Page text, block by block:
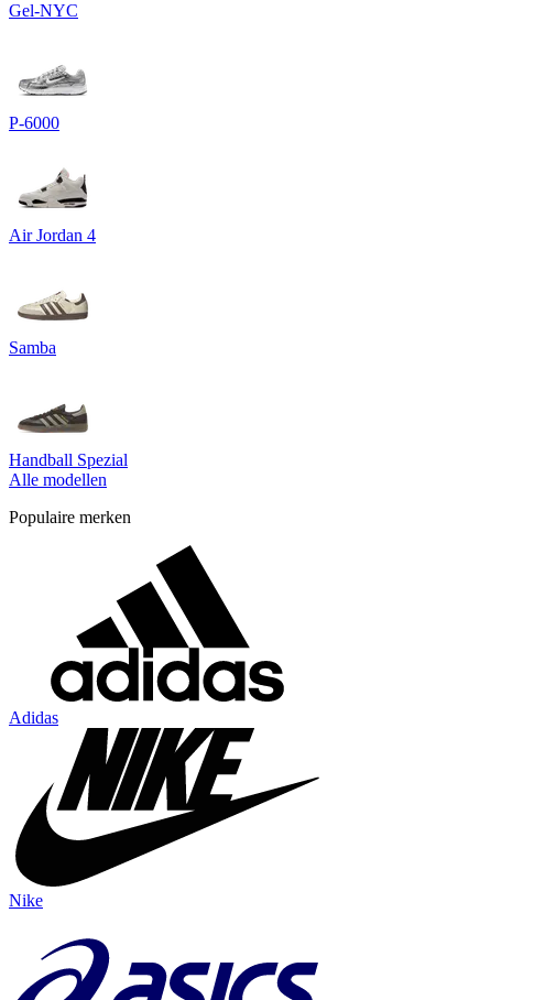
Gel-NYC
P-6000
Air Jordan 4
Samba
Handball Spezial
Alle modellen
Populaire merken
Adidas
Nike